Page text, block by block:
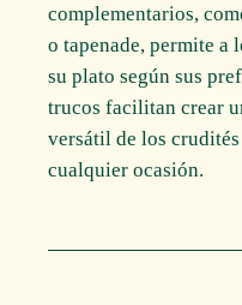
complementarios,
o tapenade, permite a
su plato según sus
trucos facilitan crear
versátil de los
cualquier ocasión.